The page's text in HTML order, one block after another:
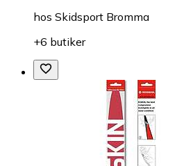
hos Skidsport Bromma
+6 butiker